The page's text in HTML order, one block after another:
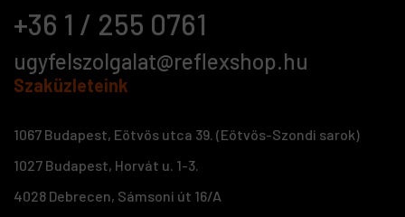
+36 1 / 255 0761
ugyfelszolgalat@reflexshop.hu
Szaküzleteink
1067 Budapest, Eötvös utca 39. (Eötvös-Szondi sarok)
1027 Budapest, Horvát u. 1-3.
4028 Debrecen, Sámsoni út 16/A